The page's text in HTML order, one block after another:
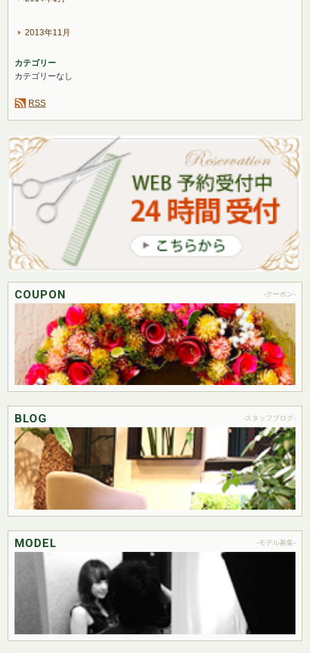
2013年11月
カテゴリー
カテゴリーなし
RSS
COUPON -クーポン-
BLOG -スタッフブログ-
MODEL -モデル募集-